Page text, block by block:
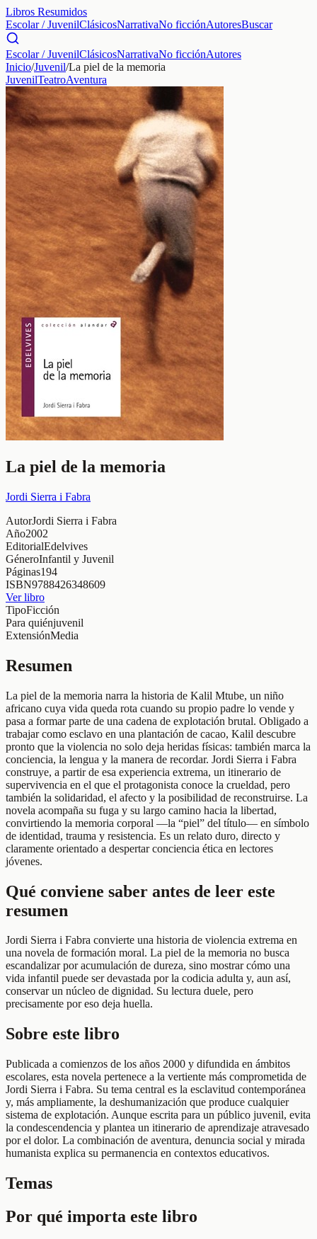
Libros Resumidos
Escolar / JuvenilClásicosNarrativaNo ficciónAutoresBuscar
Escolar / JuvenilClásicosNarrativaNo ficciónAutores
Inicio/Juvenil/La piel de la memoria
JuvenilTeatroAventura
La piel de la memoria
Jordi Sierra i Fabra
AutorJordi Sierra i Fabra
Año2002
EditorialEdelvives
GéneroInfantil y Juvenil
Páginas194
ISBN9788426348609
Ver libro
TipoFicción
Para quiénjuvenil
ExtensiónMedia
Resumen
La piel de la memoria narra la historia de Kalil Mtube, un niño
africano cuya vida queda rota cuando su propio padre lo vende y
pasa a formar parte de una cadena de explotación brutal. Obligado a
trabajar como esclavo en una plantación de cacao, Kalil descubre
pronto que la violencia no solo deja heridas físicas: también marca la
conciencia, la lengua y la manera de recordar. Jordi Sierra i Fabra
construye, a partir de esa experiencia extrema, un itinerario de
supervivencia en el que el protagonista conoce la crueldad, pero
también la solidaridad, el afecto y la posibilidad de reconstruirse. La
novela acompaña su fuga y su largo camino hacia la libertad,
convirtiendo la memoria corporal —la “piel” del título— en símbolo
de identidad, trauma y resistencia. Es un relato duro, directo y
claramente orientado a despertar conciencia ética en lectores
jóvenes.
Qué conviene saber antes de leer este
resumen
Jordi Sierra i Fabra convierte una historia de violencia extrema en
una novela de formación moral. La piel de la memoria no busca
escandalizar por acumulación de dureza, sino mostrar cómo una
vida infantil puede ser devastada por la codicia adulta y, aun así,
conservar un núcleo de dignidad. Su lectura duele, pero
precisamente por eso deja huella.
Sobre este libro
Publicada a comienzos de los años 2000 y difundida en ámbitos
escolares, esta novela pertenece a la vertiente más comprometida de
Jordi Sierra i Fabra. Su tema central es la esclavitud contemporánea
y, más ampliamente, la deshumanización que produce cualquier
sistema de explotación. Aunque escrita para un público juvenil, evita
la condescendencia y plantea un itinerario de aprendizaje atravesado
por el dolor. La combinación de aventura, denuncia social y mirada
humanista explica su permanencia en contextos educativos.
Temas
Por qué importa este libro